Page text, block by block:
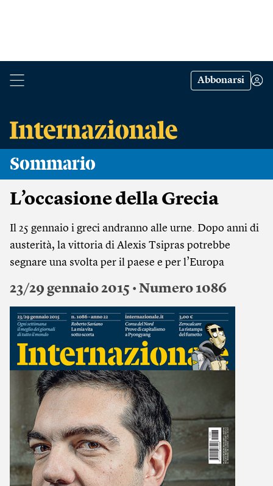
Abbonarsi
Sommario
L’occasione della Grecia
Il 25 gennaio i greci andranno alle urne. Dopo anni di
austerità, la vittoria di Alexis Tsipras potrebbe
segnare una svolta per il paese e per l’Europa
23/29 gennaio 2015 • Numero 1086